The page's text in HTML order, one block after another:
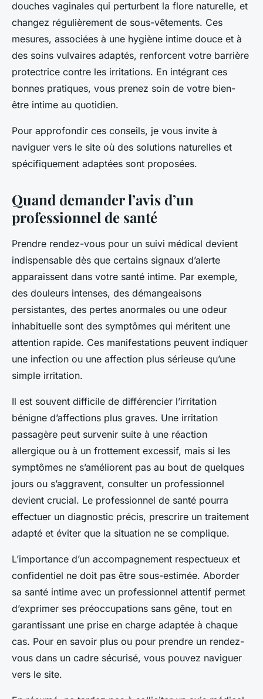
douches vaginales qui perturbent la flore naturelle, et
changez régulièrement de sous-vêtements. Ces
mesures, associées à une hygiène intime douce et à
des soins vulvaires adaptés, renforcent votre barrière
protectrice contre les irritations. En intégrant ces
bonnes pratiques, vous prenez soin de votre bien-
être intime au quotidien.
Pour approfondir ces conseils, je vous invite à
naviguer vers le site où des solutions naturelles et
spécifiquement adaptées sont proposées.
Quand demander l’avis d’un
professionnel de santé
Prendre rendez-vous pour un suivi médical devient
indispensable dès que certains signaux d’alerte
apparaissent dans votre santé intime. Par exemple,
des douleurs intenses, des démangeaisons
persistantes, des pertes anormales ou une odeur
inhabituelle sont des symptômes qui méritent une
attention rapide. Ces manifestations peuvent indiquer
une infection ou une affection plus sérieuse qu’une
simple irritation.
Il est souvent difficile de différencier l’irritation
bénigne d’affections plus graves. Une irritation
passagère peut survenir suite à une réaction
allergique ou à un frottement excessif, mais si les
symptômes ne s’améliorent pas au bout de quelques
jours ou s’aggravent, consulter un professionnel
devient crucial. Le professionnel de santé pourra
effectuer un diagnostic précis, prescrire un traitement
adapté et éviter que la situation ne se complique.
L’importance d’un accompagnement respectueux et
confidentiel ne doit pas être sous-estimée. Aborder
sa santé intime avec un professionnel attentif permet
d’exprimer ses préoccupations sans gêne, tout en
garantissant une prise en charge adaptée à chaque
cas. Pour en savoir plus ou pour prendre un rendez-
vous dans un cadre sécurisé, vous pouvez naviguer
vers le site.